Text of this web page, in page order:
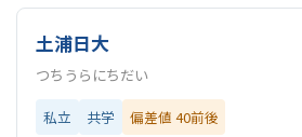
土浦日大
つちうらにちだい
私立 共学 偏差値 40前後